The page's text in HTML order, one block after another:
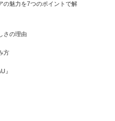
の魅力を7つのポイントで解
さの理由
方
』